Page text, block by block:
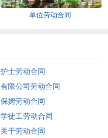
单位劳动合同
护士劳动合同
有限公司劳动合同
保姆劳动合同
学徒工劳动合同
关于劳动合同